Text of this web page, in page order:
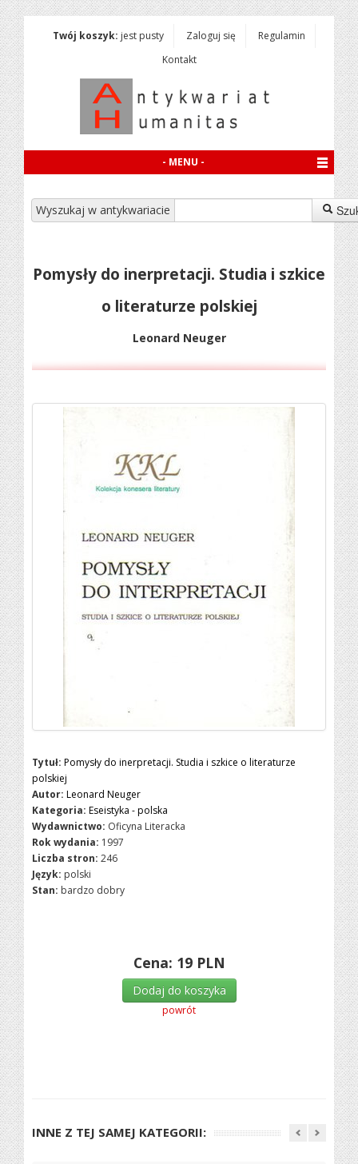
Twój koszyk: jest pusty Zaloguj się
Regulamin
Kontakt
- MENU -
Wyszukaj w antykwariacie
Pomysły do inerpretacji. Studia i szkice
o literaturze polskiej
Leonard Neuger
Tytuł: Pomysły do inerpretacji. Studia i szkice o literaturze
polskiej
Autor: Leonard Neuger
Kategoria: Eseistyka - polska
Wydawnictwo: Oficyna Literacka
Rok wydania: 1997
Liczba stron: 246
Język: polski
Stan: bardzo dobry
Cena: 19 PLN
Dodaj do koszyka
powrót
INNE Z TEJ SAMEJ KATEGORII: